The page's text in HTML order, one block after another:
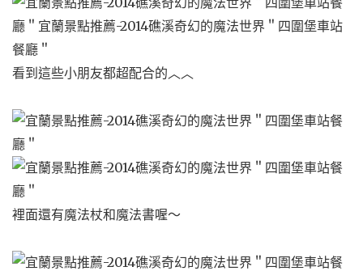
看到這些小朋友都超配合的︿︿
裡面還有魔法杖和魔法書喔～